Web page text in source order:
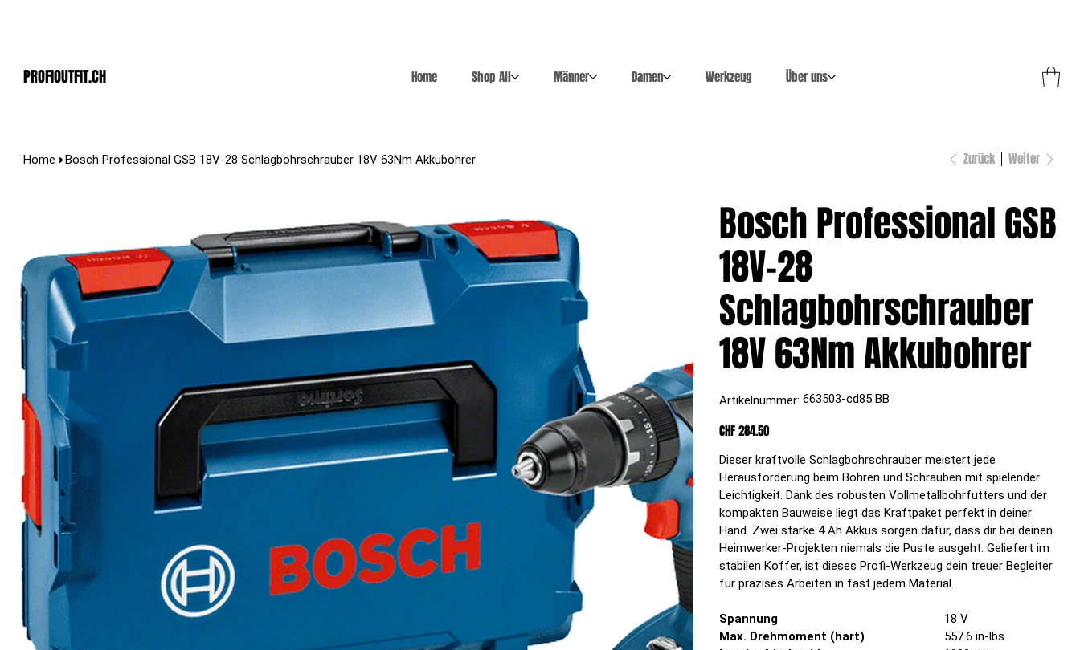
PROFIOUTFIT.cH Home Shop All Männer Damen Werkzeug Über uns
Home >Bosch Professional GSB 18V-28 Schlagbohrschrauber 18V 63Nm Akkubohrer Zurück Weiter
Bosch Professional GSB
18V-28
Schlagbohrschrauber
18V 63Nm Akkubohrer
Artikelnummer: Artikelnummer:
663503-
663503-cd85 BB
Preis
CHF 284.50
Dieser kraftvolle Schlagbohrschrauber meistert jede
Herausforderung beim Bohren und Schrauben mit spielender
Leichtigkeit. Dank des robusten Vollmetallbohrfutters und der
kompakten Bauweise liegt das Kraftpaket perfekt in deiner
Hand. Zwei starke 4 Ah Akkus sorgen dafür, dass dir bei deinen
Heimwerker-Projekten niemals die Puste ausgeht. Geliefert im
stabilen Koffer, ist dieses Profi-Werkzeug dein treuer Begleiter
für präzises Arbeiten in fast jedem Material.
Spannung
18 V
Max. Drehmoment (hart)
557.6 in-lbs